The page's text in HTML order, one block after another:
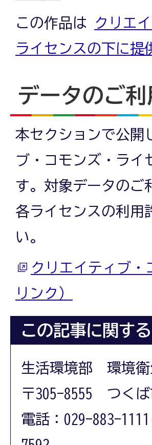
この作品は
クリエ
ライセンスの下に提
データのご
本セクションで公開
ブ・コモンズ・ライ
す。対象データのご
各ライセンスの利用
い。
クリエイティブ・
リンク）
この記事に関す
生活環境部 環境衛
〒305-8555 つくば
電話：029-883-